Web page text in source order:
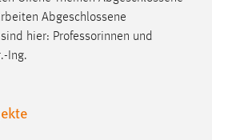
Abgeschlossene
hier: Professorinnen und
Ing.